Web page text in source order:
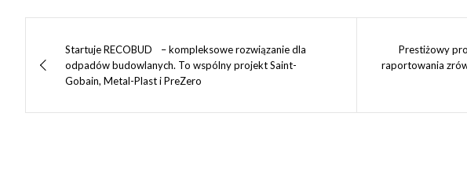
b
k
e
I
n
e
e
s
t
e
g
e
r
s
p
l
t
r
i
e
d
e
wpisuStartuje RECOBUD – kompleksowe rozwiązanie dla
odpadów budowlanych. To wspólny projekt Saint-
Gobain, Metal-Plast i PreZero
Prestiżowy
raportowania